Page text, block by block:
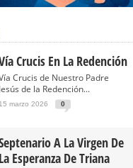
Crucis En La Redención
Crucis de Nuestro Padre
Jesús de la Redención...
15 marzo 2026 0
A La Virgen De
La Esperanza De Triana